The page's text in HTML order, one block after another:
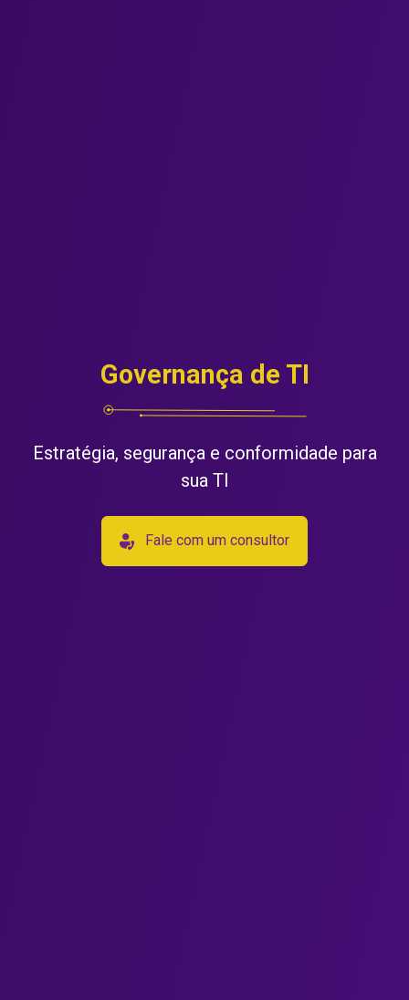
Governança de TI
Estratégia, segurança e conformidade para
sua TI
Fale com um consultor